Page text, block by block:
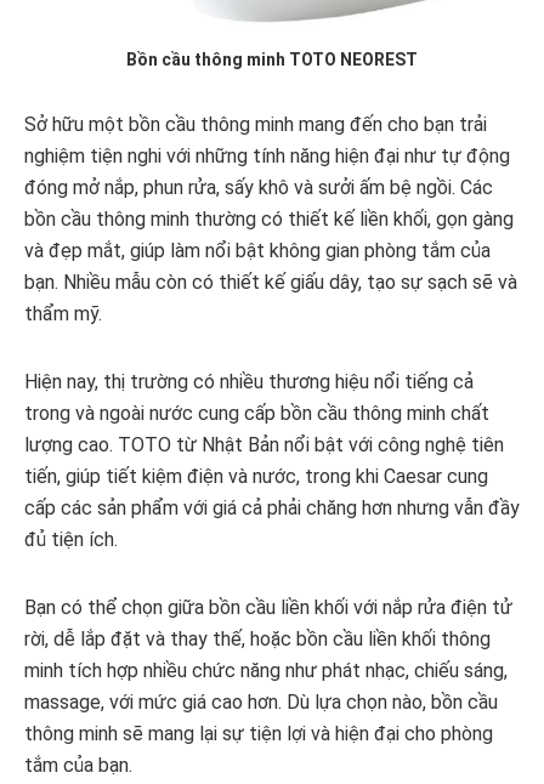
Bồn cầu thông minh TOTO NEOREST
Sở hữu một bồn cầu thông minh mang đến cho bạn trải
nghiệm tiện nghi với những tính năng hiện đại như tự động
đóng mở nắp, phun rửa, sấy khô và sưởi ấm bệ ngồi. Các
bồn cầu thông minh thường có thiết kế liền khối, gọn gàng
và đẹp mắt, giúp làm nổi bật không gian phòng tắm của
bạn. Nhiều mẫu còn có thiết kế giấu dây, tạo sự sạch sẽ và
thẩm mỹ.
Hiện nay, thị trường có nhiều thương hiệu nổi tiếng cả
trong và ngoài nước cung cấp bồn cầu thông minh chất
lượng cao. TOTO từ Nhật Bản nổi bật với công nghệ tiên
tiến, giúp tiết kiệm điện và nước, trong khi Caesar cung
cấp các sản phẩm với giá cả phải chăng hơn nhưng vẫn đầy
đủ tiện ích.
Bạn có thể chọn giữa bồn cầu liền khối với nắp rửa điện tử
rời, dễ lắp đặt và thay thế, hoặc bồn cầu liền khối thông
minh tích hợp nhiều chức năng như phát nhạc, chiếu sáng,
massage, với mức giá cao hơn. Dù lựa chọn nào, bồn cầu
thông minh sẽ mang lại sự tiện lợi và hiện đại cho phòng
tắm của bạn.